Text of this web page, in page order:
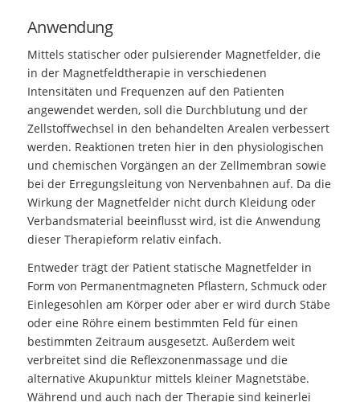
Anwendung
Mittels statischer oder pulsierender Magnetfelder, die
in der Magnetfeldtherapie in verschiedenen
Intensitäten und Frequenzen auf den Patienten
angewendet werden, soll die Durchblutung und der
Zellstoffwechsel in den behandelten Arealen verbessert
werden. Reaktionen treten hier in den physiologischen
und chemischen Vorgängen an der Zellmembran sowie
bei der Erregungsleitung von Nervenbahnen auf. Da die
Wirkung der Magnetfelder nicht durch Kleidung oder
Verbandsmaterial beeinflusst wird, ist die Anwendung
dieser Therapieform relativ einfach.
Entweder trägt der Patient statische Magnetfelder in
Form von Permanentmagneten Pflastern, Schmuck oder
Einlegesohlen am Körper oder aber er wird durch Stäbe
oder eine Röhre einem bestimmten Feld für einen
bestimmten Zeitraum ausgesetzt. Außerdem weit
verbreitet sind die Reflexzonenmassage und die
alternative Akupunktur mittels kleiner Magnetstäbe.
Während und auch nach der Therapie sind keinerlei